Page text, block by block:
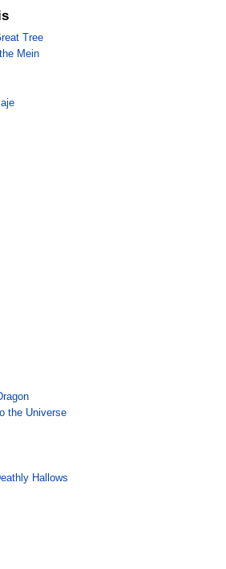
Tree
Mein
the Universe
Hallows